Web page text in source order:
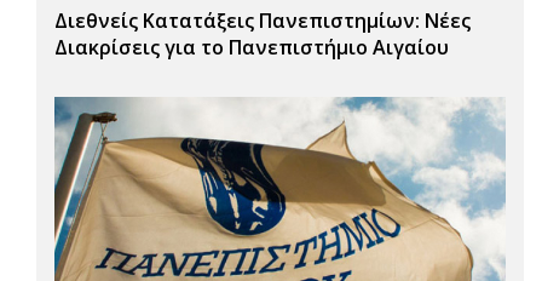
Διεθνείς Κατατάξεις Πανεπιστημίων: Νέες
Διακρίσεις για το Πανεπιστήμιο Αιγαίου